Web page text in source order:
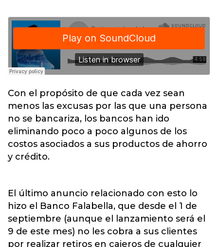
Con el propósito de que cada vez sean
menos las excusas por las que una persona
no se bancariza, los bancos han ido
eliminando poco a poco algunos de los
costos asociados a sus productos de ahorro
y crédito.
El último anuncio relacionado con esto lo
hizo el Banco Falabella, que desde el 1 de
septiembre (aunque el lanzamiento será el
9 de este mes) no les cobra a sus clientes
por realizar retiros en cajeros de cualquier